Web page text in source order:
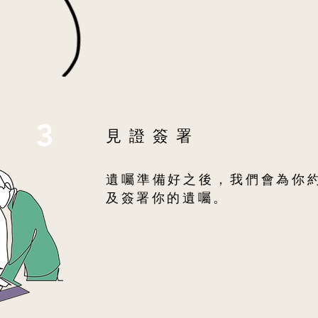
3 見證簽署
遺囑準備好之後，我們會為你
及簽署你的遺囑。